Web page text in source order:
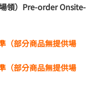
領）Pre-order Onsite-
（部分商品無提供場
（部分商品無提供場